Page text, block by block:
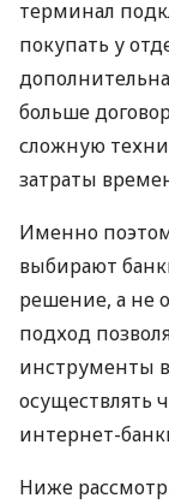
терминал
покупать у
больше
сложную
затраты
Именно
выбирают
решение, а не
подход
инструменты
осуществлять
интернет-
Ниже